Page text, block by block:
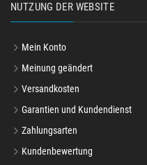
NUTZUNG DER WEBSITE
Mein Konto
Meinung geändert
Versandkosten
Garantien und Kundendienst
Zahlungsarten
Kundenbewertung